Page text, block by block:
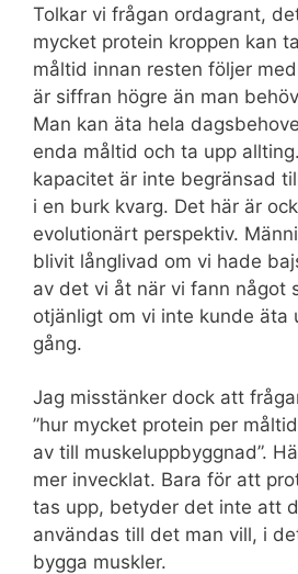
Tolkar vi frågan ordagrant,
mycket protein kroppen kan
måltid innan resten följer
är siffran högre än man
Man kan äta hela
enda måltid och ta upp
kapacitet är inte begränsad
i en burk kvarg. Det här är
evolutionärt perspektiv.
blivit långlivad om vi hade
av det vi åt när vi fann något
otjänligt om vi inte kunde äta
gång.
Jag misstänker dock att
”hur mycket protein per
av till muskeluppbyggnad”.
mer invecklat. Bara för att
tas upp, betyder det inte att
användas till det man vill, i
bygga muskler.